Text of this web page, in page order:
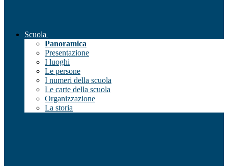
Scuola
Panoramica
Presentazione
I luoghi
Le persone
I numeri della scuola
Le carte della scuola
Organizzazione
La storia